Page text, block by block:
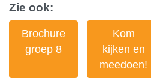
Zie ook:
Brochure
groep 8
Kom
kijken en
meedoen!